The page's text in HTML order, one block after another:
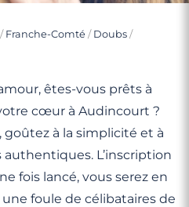
/ Franche-Comté / Doubs /
êtes-vous prêts à
cœur à Audincourt ?
goûtez à la simplicité et à
L’inscription
fois lancé, vous serez en
foule de célibataires de